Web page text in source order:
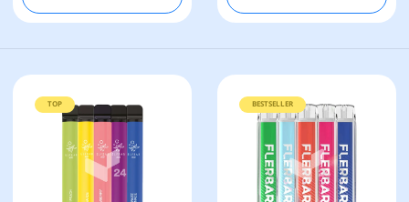
TOP BESTSELLER